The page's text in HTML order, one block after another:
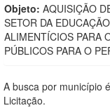
Objeto: AQUISIÇÃO
SETOR DA
ALIMENTÍCIOS PARA
PÚBLICOS PARA O
A busca por município
Licitação.